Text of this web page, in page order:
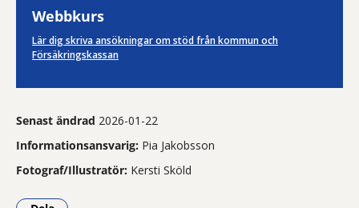
Webbkurs
Lär dig skriva ansökningar om stöd från kommun och
Försäkringskassan
Senast ändrad 2026-01-22
Informationsansvarig: Pia Jakobsson
Fotograf/Illustratör: Kersti Sköld